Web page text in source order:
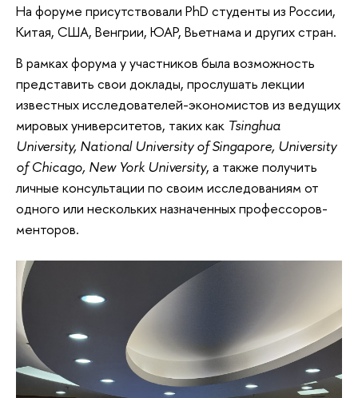
На форуме присутствовали PhD студенты из России,
Китая, США, Венгрии, ЮАР, Вьетнама и других стран.
В рамках форума у участников была возможность
представить свои доклады, прослушать лекции
известных исследователей-экономистов из ведущих
мировых университетов, таких как Tsinghua
University, National University of Singapore, University
of Chicago, New York University, а также получить
личные консультации по своим исследованиям от
одного или нескольких назначенных профессоров-
менторов.